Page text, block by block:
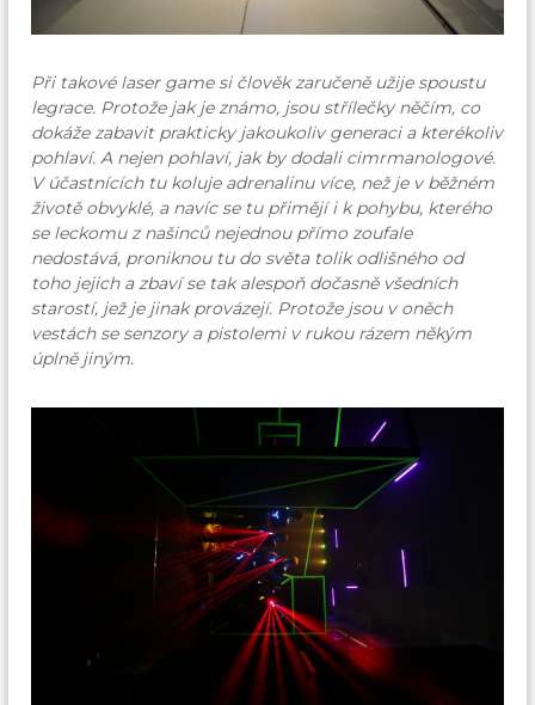
Při takové laser game si člověk zaručeně užije spoustu
legrace. Protože jak je známo, jsou střílečky něčím, co
dokáže zabavit prakticky jakoukoliv generaci a kterékoliv
pohlaví. A nejen pohlaví, jak by dodali cimrmanologové.
V účastnících tu koluje adrenalinu více, než je v běžném
životě obvyklé, a navíc se tu přimějí i k pohybu, kterého
se leckomu z našinců nejednou přímo zoufale
nedostává, proniknou tu do světa tolik odlišného od
toho jejich a zbaví se tak alespoň dočasně všedních
starostí, jež je jinak provázejí. Protože jsou v oněch
vestách se senzory a pistolemi v rukou rázem někým
úplně jiným.